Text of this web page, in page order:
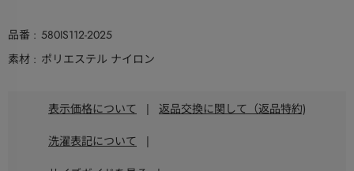
品番
580IS112-2025
素材
ポリエステル ナイロン
表示価格について | 返品交換に関して（返品特約)
洗濯表記について |